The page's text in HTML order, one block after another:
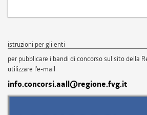
istruzioni per gli enti
per pubblicare i bandi di concorso sul sito della
utilizzare l'e-mail
info.concorsi.aall@regione.fvg.it